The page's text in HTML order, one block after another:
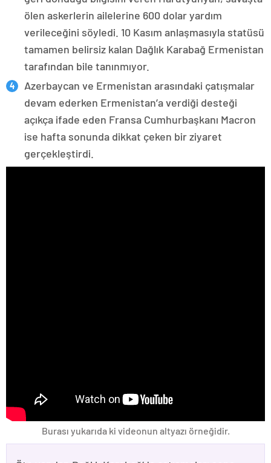
ölen askerlerin ailelerine 600 dolar yardım
verileceğini söyledi. 10 Kasım anlaşmasıyla statüsü
tamamen belirsiz kalan Dağlık Karabağ Ermenistan
tarafından bile tanınmıyor.
Azerbaycan ve Ermenistan arasındaki çatışmalar
devam ederken Ermenistan’a verdiği desteği
açıkça ifade eden Fransa Cumhurbaşkanı Macron
ise hafta sonunda dikkat çeken bir ziyaret
gerçekleştirdi.
Burası yukarıda ki videonun altyazı örneğidir.